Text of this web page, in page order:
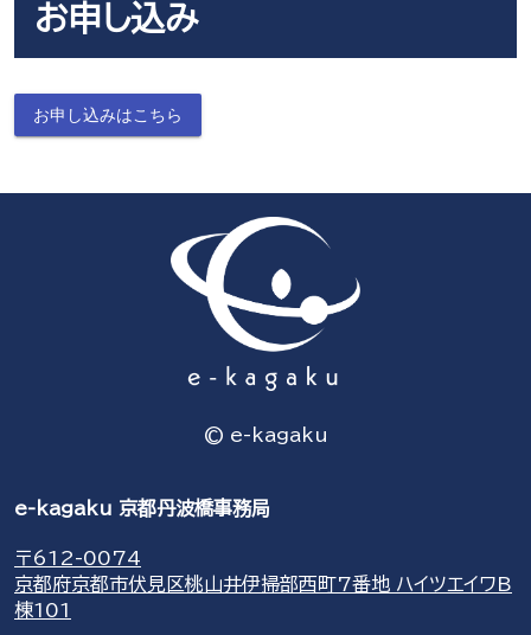
お申し込み
お申し込みはこちら
© e-kagaku
e-kagaku 京都丹波橋事務局
〒612-0074
京都府京都市伏見区桃山井伊掃部西町7番地 ハイツエイワB
棟101